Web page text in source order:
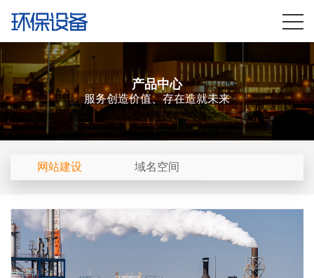
产品中心
服务创造价值、存在造就未来
网站建设 域名空间